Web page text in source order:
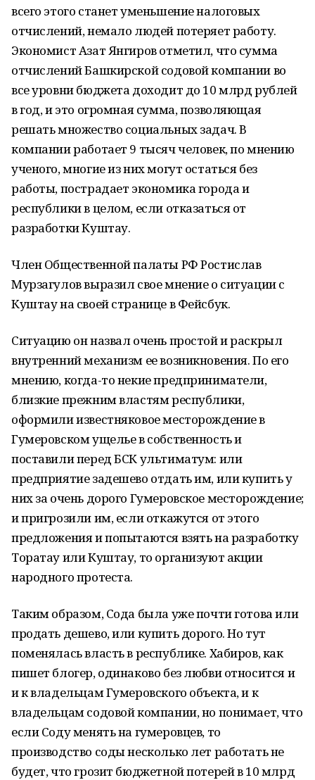
всего этого станет уменьшение налоговых
отчислений, немало людей потеряет работу.
Экономист Азат Янгиров отметил, что сумма
отчислений Башкирской содовой компании во
все уровни бюджета доходит до 10 млрд рублей
в год, и это огромная сумма, позволяющая
решать множество социальных задач. В
компании работает 9 тысяч человек, по мнению
ученого, многие из них могут остаться без
работы, пострадает экономика города и
республики в целом, если отказаться от
разработки Куштау.
Член Общественной палаты РФ Ростислав
Мурзагулов выразил свое мнение о ситуации с
Куштау на своей странице в Фейсбук.
Ситуацию он назвал очень простой и раскрыл
внутренний механизм ее возникновения. По его
мнению, когда-то некие предприниматели,
близкие прежним властям республики,
оформили известняковое месторождение в
Гумеровском ущелье в собственность и
поставили перед БСК ультиматум: или
предприятие задешево отдать им, или купить у
них за очень дорого Гумеровское месторождение;
и пригрозили им, если откажутся от этого
предложения и попытаются взять на разработку
Торатау или Куштау, то организуют акции
народного протеста.
Таким образом, Сода была уже почти готова или
продать дешево, или купить дорого. Но тут
поменялась власть в республике. Хабиров, как
пишет блогер, одинаково без любви относится и
и к владельцам Гумеровского объекта, и к
владельцам содовой компании, но понимает, что
если Соду менять на гумеровцев, то
производство соды несколько лет работать не
будет, что грозит бюджетной потерей в 10 млрд